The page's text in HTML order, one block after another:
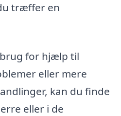
træffer en
for hjælp til
eller mere
kan du finde
eller i de